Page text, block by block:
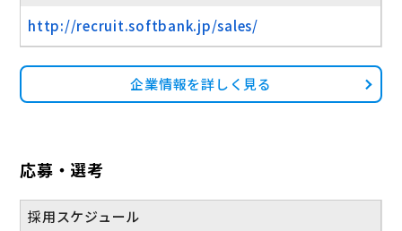
http://recruit.softbank.jp/sales/
企業情報を詳しく見る
応募・選考
採用スケジュール